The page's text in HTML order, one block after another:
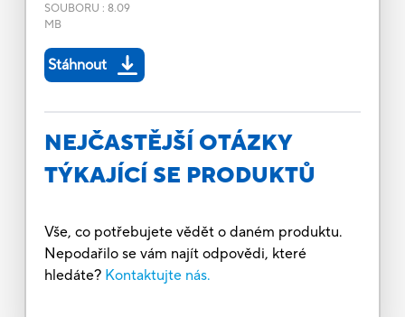
SOUBORU : 8.09
MB
Stáhnout
NEJČASTĚJŠÍ OTÁZKY
TÝKAJÍCÍ SE PRODUKTŮ
Vše, co potřebujete vědět o daném produktu.
Nepodařilo se vám najít odpovědi, které
hledáte? Kontaktujte nás.